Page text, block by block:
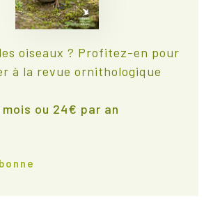
oiseaux ? Profitez-en pour
à la revue ornithologique
ou 24€ par an